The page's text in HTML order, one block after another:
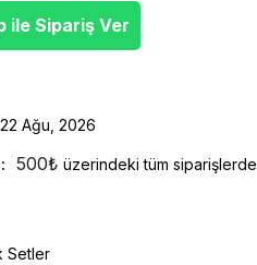
ile Sipariş Ver
Ağu, 2026
500₺ üzerindeki tüm siparişlerde
Setler